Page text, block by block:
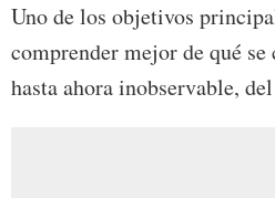
Uno de los objetivos
comprender mejor de qué
hasta ahora inobservable,